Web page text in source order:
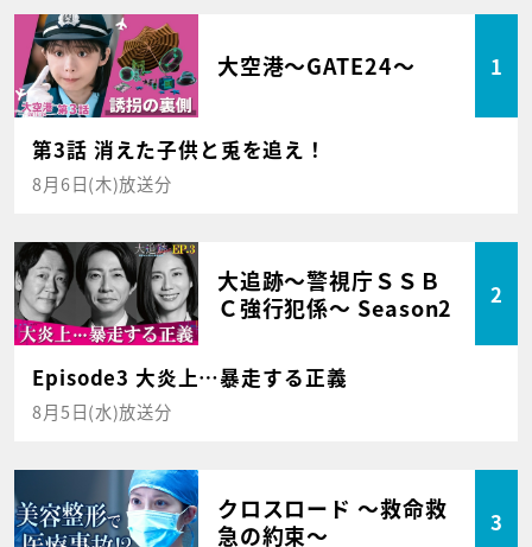
大空港～GATE24～ 1
第3話 消えた子供と兎を追え！
8月6日(木)放送分
大追跡～警視庁ＳＳＢ
Ｃ強行犯係～ Season2
2
Episode3 大炎上…暴走する正義
8月5日(水)放送分
クロスロード ～救命救
急の約束～
3